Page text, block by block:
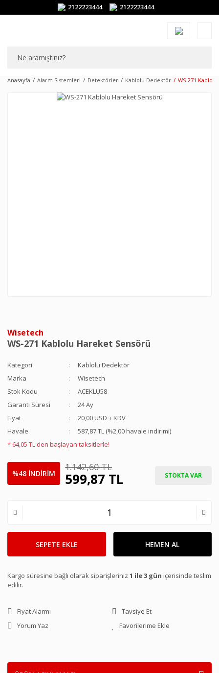
2122223444 2122223444
Anasayfa Alarm Sistemleri Detektörler Kablolu Dedektör WS-271
Wisetech
WS-271 Kablolu Hareket Sensörü
Kategori
Kablolu Dedektör
Marka
Wisetech
Stok Kodu
ACEKLU58
Garanti Süresi
24 Ay
Fiyat
20,00 USD + KDV
Havale
587,87 TL (%2,00 havale indirimi)
* 64,05 TL den başlayan taksitlerle!
%48 İNDİRİM
1.142,60 TL
599,87 TL STOKTA VAR
SEPETE EKLE HEMEN AL
Kargo süresine bağlı olarak siparişleriniz 1 ile 3 gün içerisinde teslim
edilir.
Fiyat Alarmı
Tavsiye Et
Yorum Yaz